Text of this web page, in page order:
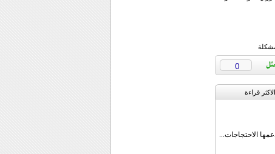
0
الاکثر قراءة
الاحتجاجات...